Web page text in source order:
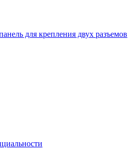
для крепления двух разъемов